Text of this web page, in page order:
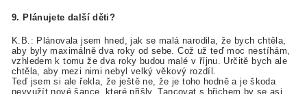
9. Plánujete další děti?
K.B.: Plánovala jsem hned, jak se malá narodila, že bych chtěla,
aby byly maximálně dva roky od sebe. Což už teď moc nestíhám,
vzhledem k tomu že dva roky budou malé v říjnu. Určitě bych ale
chtěla, aby mezi nimi nebyl velký věkový rozdíl.
Teď jsem si ale řekla, že ještě ne, že je toho hodně a je škoda
nevyužít nové šance, které přišly. Tancovat s břichem by se asi